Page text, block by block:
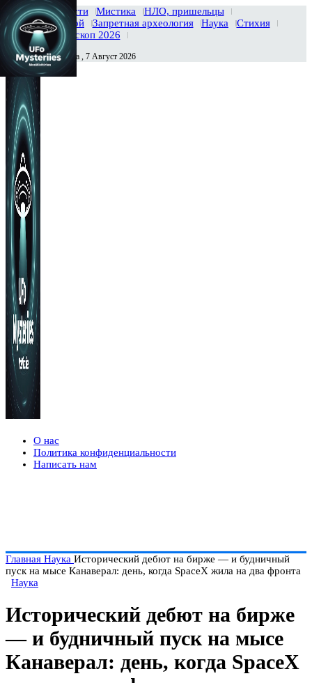
Главная Новости Мистика
НЛО, пришельцы
Тайны вселенной
Запретная археология Наука
Стихия
История
Гороскоп 2026
Сегодня Пятница , 7 Август 2026
О нас
Политика конфиденциальности
Написать нам
Главная Наука Исторический дебют на бирже — и будничный
пуск на мысе Канаверал: день, когда SpaceX жила на два фронта
Наука
Исторический дебют на бирже
— и будничный пуск на мысе
Канаверал: день, когда SpaceX